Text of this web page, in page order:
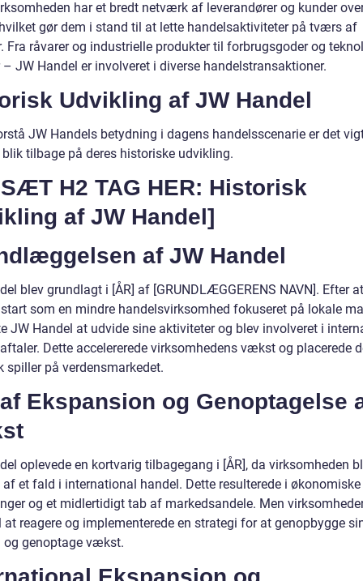
har et bredt netværk af leverandører og kunder
gør dem i stand til at lette handelsaktiviteter på tværs af
Fra råvarer og industrielle produkter til forbrugsgoder og
– JW Handel er involveret i diverse handelstransaktioner.
Udvikling af JW Handel
JW Handels betydning i dagens handelsscenarie er det
tilbage på deres historiske udvikling.
H2 TAG HER: Historisk
af JW Handel]
af JW Handel
blev grundlagt i [ÅR] af [GRUNDLÆGGERENS NAVN]. Efter
som en mindre handelsvirksomhed fokuseret på lokale
JW Handel at udvide sine aktiviteter og blev involveret i
Dette accelererede virksomhedens vækst og placerede
spiller på verdensmarkedet.
Ekspansion og Genoptagelse
oplevede en kortvarig tilbagegang i [ÅR], da virksomheden
et fald i international handel. Dette resulterede i økonomiske
og et midlertidigt tab af markedsandele. Men
reagere og implementerede en strategi for at genopbygge
og genoptage vækst.